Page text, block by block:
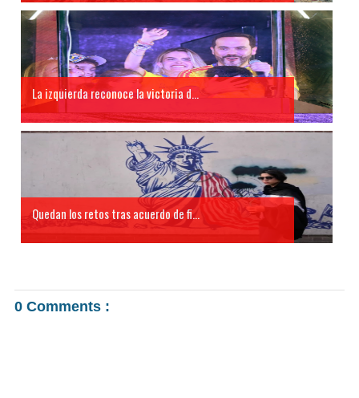
La izquierda reconoce la victoria d...
Quedan los retos tras acuerdo de fi...
0 Comments :